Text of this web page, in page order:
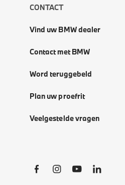
CONTACT
Vind uw BMW dealer
Contact met BMW
Word teruggebeld
Plan uw proefrit
Veelgestelde vragen
Social Links